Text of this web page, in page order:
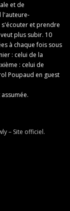
et de
l'auteure-
et prendre
plus subir. 10
à chaque fois sous
: celui de la
: celui de
Poupaud en guest
– Site officiel.